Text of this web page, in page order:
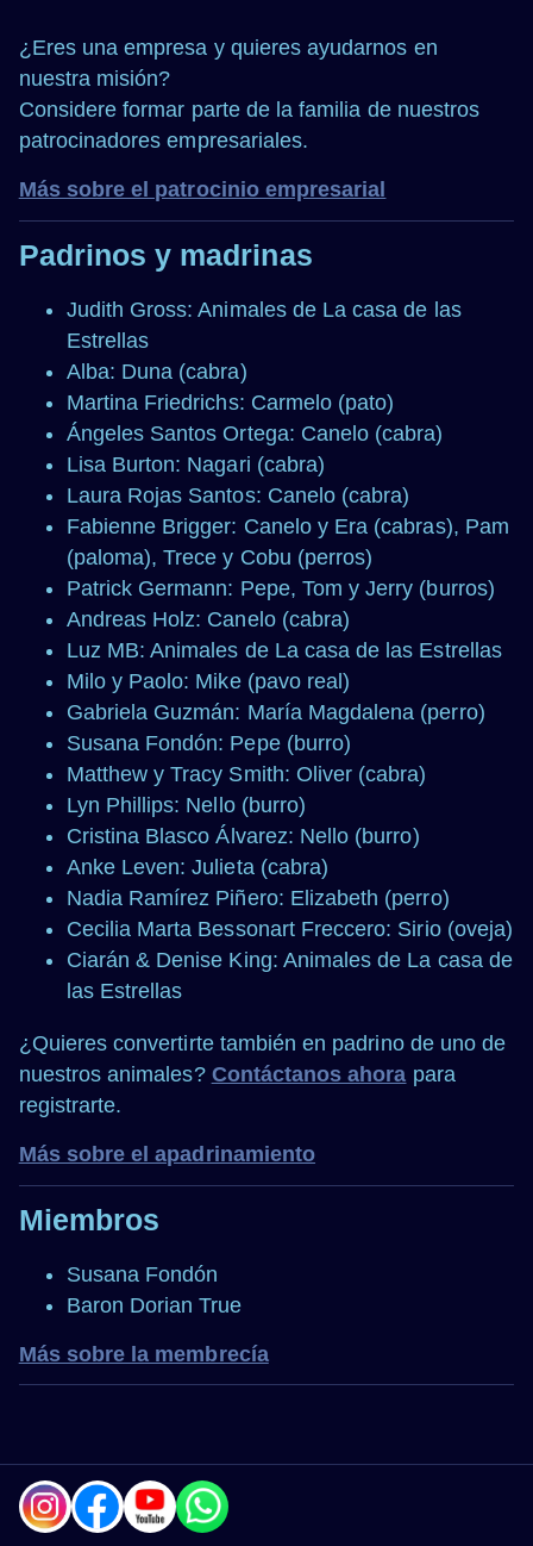
¿Eres una empresa y quieres ayudarnos en
nuestra misión?
Considere formar parte de la familia de nuestros
patrocinadores empresariales.
Más sobre el patrocinio empresarial
Padrinos y madrinas
Judith Gross: Animales de La casa de las
Estrellas
Alba: Duna (cabra)
Martina Friedrichs: Carmelo (pato)
Ángeles Santos Ortega: Canelo (cabra)
Lisa Burton: Nagari (cabra)
Laura Rojas Santos: Canelo (cabra)
Fabienne Brigger: Canelo y Era (cabras), Pam
(paloma), Trece y Cobu (perros)
Patrick Germann: Pepe, Tom y Jerry (burros)
Andreas Holz: Canelo (cabra)
Luz MB: Animales de La casa de las Estrellas
Milo y Paolo: Mike (pavo real)
Gabriela Guzmán: María Magdalena (perro)
Susana Fondón: Pepe (burro)
Matthew y Tracy Smith: Oliver (cabra)
Lyn Phillips: Nello (burro)
Cristina Blasco Álvarez: Nello (burro)
Anke Leven: Julieta (cabra)
Nadia Ramírez Piñero: Elizabeth (perro)
Cecilia Marta Bessonart Freccero: Sirio (oveja)
Ciarán & Denise King: Animales de La casa de
las Estrellas
¿Quieres convertirte también en padrino de uno de
nuestros animales? Contáctanos ahora para
registrarte.
Más sobre el apadrinamiento
Miembros
Susana Fondón
Baron Dorian True
Más sobre la membrecía